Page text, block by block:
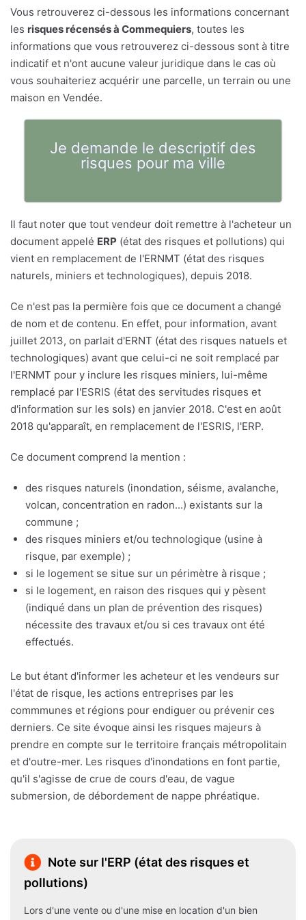
Vous retrouverez ci-dessous les informations concernant
les risques récensés à Commequiers, toutes les
informations que vous retrouverez ci-dessous sont à titre
indicatif et n'ont aucune valeur juridique dans le cas où
vous souhaiteriez acquérir une parcelle, un terrain ou une
maison en Vendée.
Je demande le descriptif des
risques pour ma ville
Il faut noter que tout vendeur doit remettre à l'acheteur un
document appelé ERP (état des risques et pollutions) qui
vient en remplacement de l'ERNMT (état des risques
naturels, miniers et technologiques), depuis 2018.
Ce n'est pas la permière fois que ce document a changé
de nom et de contenu. En effet, pour information, avant
juillet 2013, on parlait d'ERNT (état des risques natuels et
technologiques) avant que celui-ci ne soit remplacé par
l'ERNMT pour y inclure les risques miniers, lui-même
remplacé par l'ESRIS (état des servitudes risques et
d'information sur les sols) en janvier 2018. C'est en août
2018 qu'apparaît, en remplacement de l'ESRIS, l'ERP.
Ce document comprend la mention :
des risques naturels (inondation, séisme, avalanche,
volcan, concentration en radon...) existants sur la
commune ;
des risques miniers et/ou technologique (usine à
risque, par exemple) ;
si le logement se situe sur un périmètre à risque ;
si le logement, en raison des risques qui y pèsent
(indiqué dans un plan de prévention des risques)
nécessite des travaux et/ou si ces travaux ont été
effectués.
Le but étant d'informer les acheteur et les vendeurs sur
l'état de risque, les actions entreprises par les
commmunes et régions pour endiguer ou prévenir ces
derniers. Ce site évoque ainsi les risques majeurs à
prendre en compte sur le territoire français métropolitain
et d'outre-mer. Les risques d'inondations en font partie,
qu'il s'agisse de crue de cours d'eau, de vague
submersion, de débordement de nappe phréatique.
Note sur l'ERP (état des risques et
pollutions)
Lors d'une vente ou d'une mise en location d'un bien